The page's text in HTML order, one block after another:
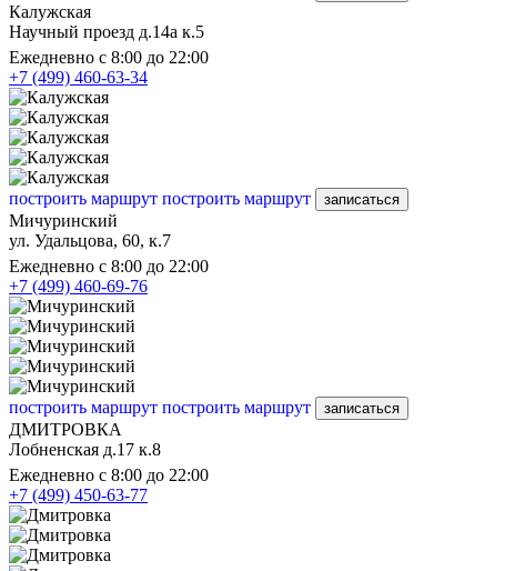
Калужская
Научный проезд д.14а к.5
Ежедневно с 8:00 до 22:00
+7 (499) 460-63-34
построить маршрут построить маршрут записаться
Мичуринский
ул. Удальцова, 60, к.7
Ежедневно с 8:00 до 22:00
+7 (499) 460-69-76
построить маршрут построить маршрут записаться
ДМИТРОВКА
Лобненская д.17 к.8
Ежедневно с 8:00 до 22:00
+7 (499) 450-63-77